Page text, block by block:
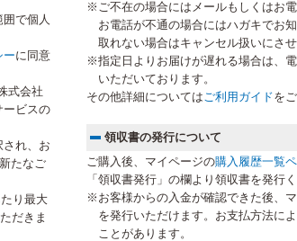
で個人
ーに同意
式会社
ービスの
され、お
たなご
り最大
だきま
※ご不在の場合にはメールもしくはお
お電話が不通の場合にはハガキでお
取れない場合はキャンセル扱いにさせ
※指定日よりお届けが遅れる場合は、
いただいております。
その他詳細についてはご利用ガイドを
領収書の発行について
ご購入後、マイページの購入履歴一覧
「領収書発行」の欄より領収書を発行く
※お客様からの入金が確認できた後、
を発行いただけます。お支払方法に
ことがあります。